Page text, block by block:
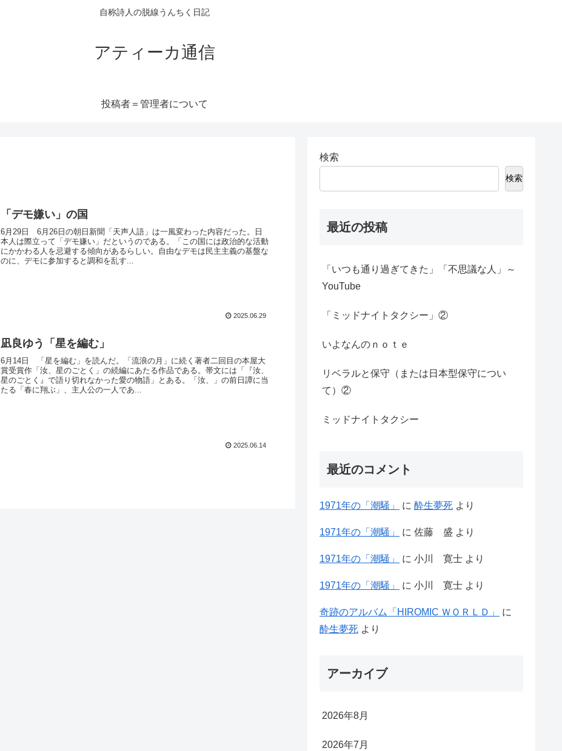
自称詩人の脱線うんちく日記
アティーカ通信
投稿者＝管理者について
「デモ嫌い」の国
6月29日 6月26日の朝日新聞「天声人語」は一風変わった内容だった。日
本人は際立って「デモ嫌い」だというのである。「この国には政治的な活動
にかかわる人を忌避する傾向があるらしい。自由なデモは民主主義の基盤な
のに、デモに参加すると調和を乱す...
2025.06.29
凪良ゆう「星を編む」
6月14日 「星を編む」を読んだ。「流浪の月」に続く著者二回目の本屋大
賞受賞作「汝、星のごとく」の続編にあたる作品である。帯文には「『汝、
星のごとく』で語り切れなかった愛の物語」とある。「汝、」の前日譚に当
たる「春に翔ぶ」、主人公の一人であ...
2025.06.14
検索
検索
最近の投稿
「いつも通り過ぎてきた」「不思議な人」～
YouTube
「ミッドナイトタクシー」②
いよなんのｎｏｔｅ
リベラルと保守（または日本型保守につい
て）②
ミッドナイトタクシー
最近のコメント
1971年の「潮騒」 に 酔生夢死 より
1971年の「潮騒」 に 佐藤 盛 より
1971年の「潮騒」 に 小川 寛士 より
1971年の「潮騒」 に 小川 寛士 より
奇跡のアルバム「HIROMIC ＷＯＲＬＤ」
に
酔生夢死 より
アーカイブ
2026年8月
2026年7月